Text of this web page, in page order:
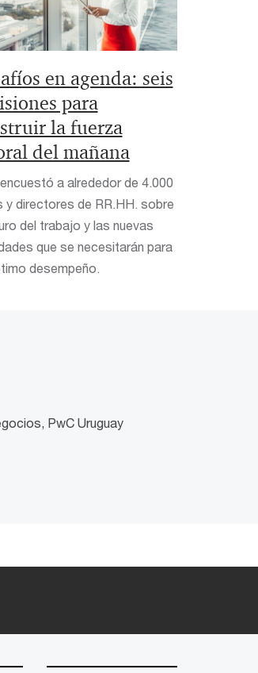
en agenda: seis
para
la fuerza
del mañana
a alrededor de 4.000
y directores de RR.HH. sobre
del trabajo y las nuevas
que se necesitarán para
desempeño.
PwC Uruguay